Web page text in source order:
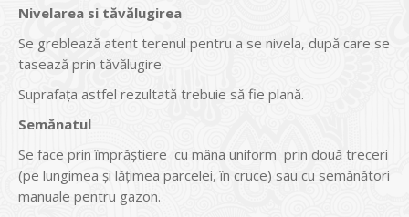
Nivelarea si tăvălugirea
Se greblează atent terenul pentru a se nivela, după care se
tasează prin tăvălugire.
Suprafaţa astfel rezultată trebuie să fie plană.
Semănatul
Se face prin împrăştiere cu mâna uniform prin două treceri
(pe lungimea şi lăţimea parcelei, în cruce) sau cu semănători
manuale pentru gazon.